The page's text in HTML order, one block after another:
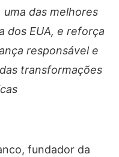
uma das melhores
dos EUA, e reforça
responsável e
transformações
fundador da